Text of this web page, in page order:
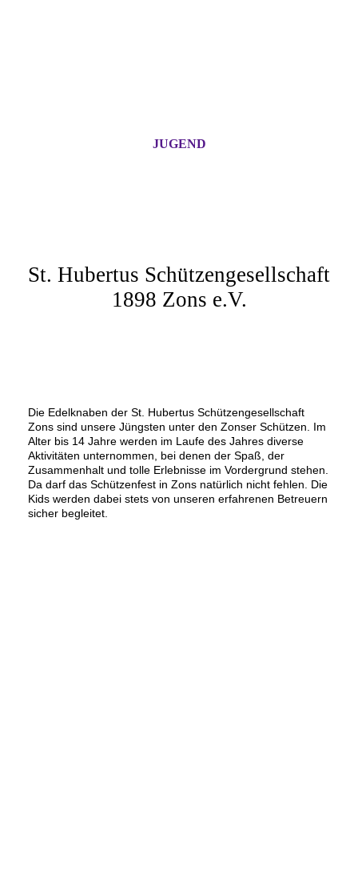
JUGEND
St. Hubertus Schützengesellschaft
1898 Zons e.V.
Die Edelknaben der St. Hubertus Schützengesellschaft
Zons sind unsere Jüngsten unter den Zonser Schützen. Im
Alter bis 14 Jahre werden im Laufe des Jahres diverse
Aktivitäten unternommen, bei denen der Spaß, der
Zusammenhalt und tolle Erlebnisse im Vordergrund stehen.
Da darf das Schützenfest in Zons natürlich nicht fehlen. Die
Kids werden dabei stets von unseren erfahrenen Betreuern
sicher begleitet.